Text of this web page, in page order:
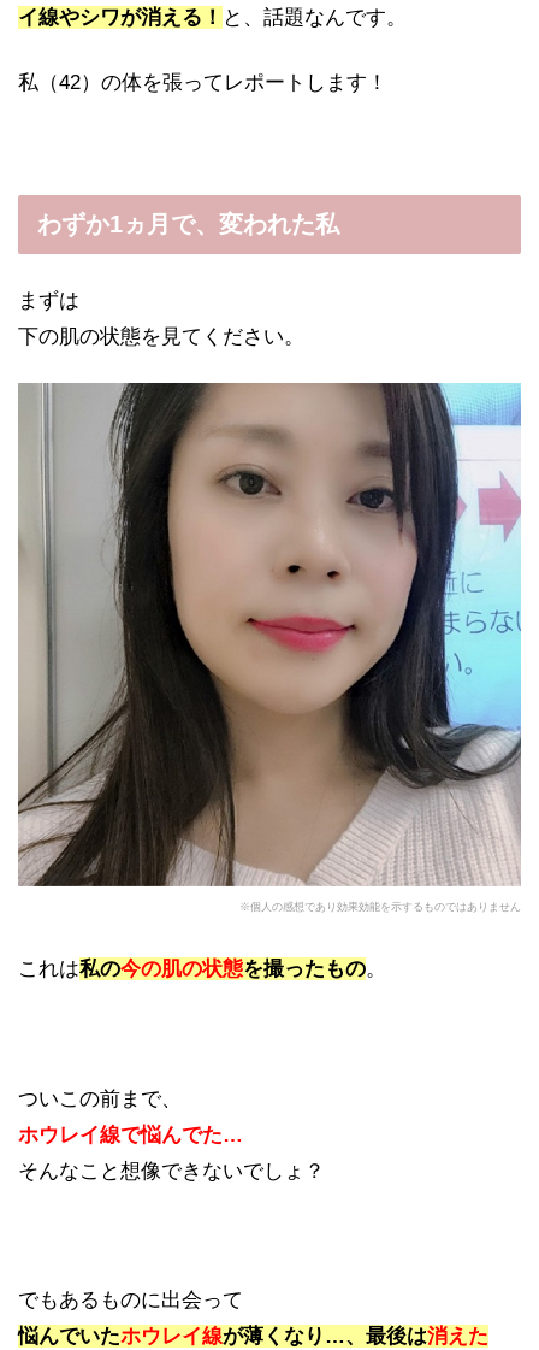
イ線やシワが消える！ と、話題なんです。
私（42）の体を張ってレポートします！
わずか1ヵ月で、変われた私
まずは
下の肌の状態を見てください。
※個人の感想であり効果効能を示するものではありません
これは私の今の肌の状態を撮ったもの。
ついこの前まで、
ホウレイ線で悩んでた…
そんなこと想像できないでしょ？
でもあるものに出会って
悩んでいたホウレイ線が薄くなり…、最後は消えた